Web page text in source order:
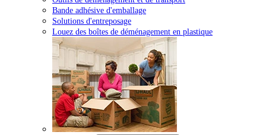
Bande adhésive d'emballage
Solutions d'entreposage
Louez des boîtes de déménagement en plastique